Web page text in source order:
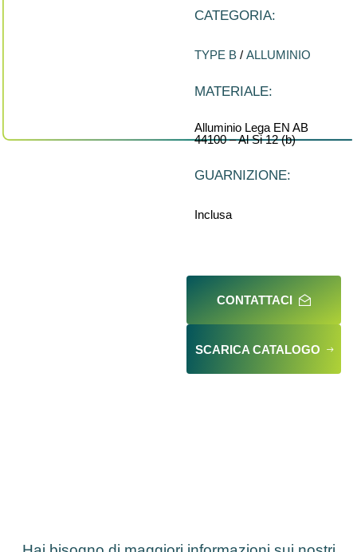
CATEGORIA:
TYPE B / ALLUMINIO
MATERIALE:
Alluminio Lega EN AB
44100 – Al Si 12 (b)
GUARNIZIONE:
Inclusa
CONTATTACI
SCARICA CATALOGO